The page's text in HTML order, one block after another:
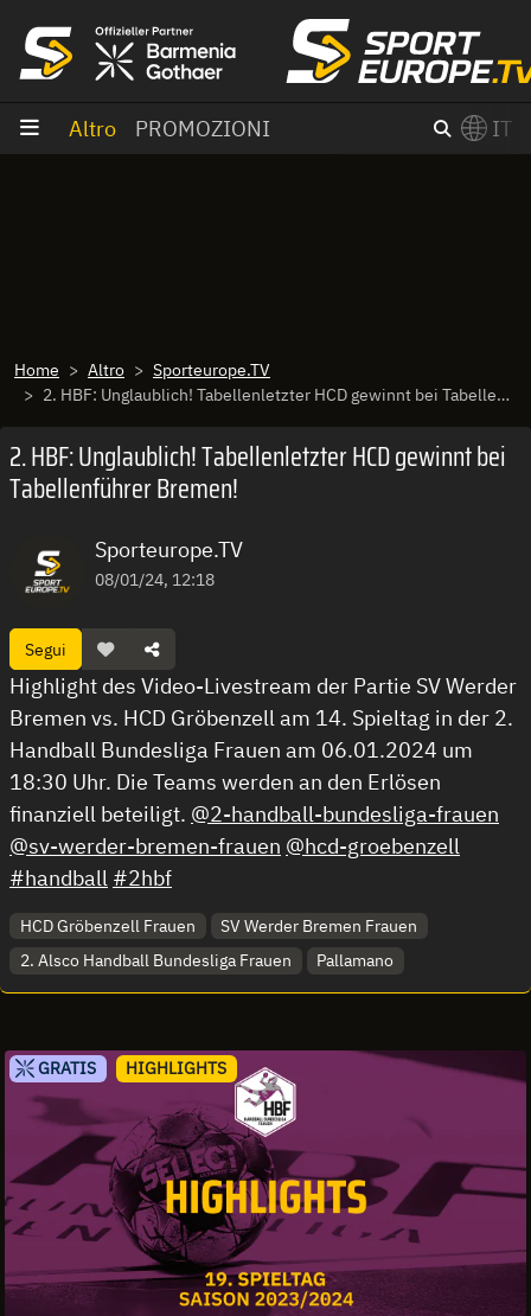
Altro PROMOZIONI IT
Home Altro
Sporteurope.TV
2. HBF: Unglaublich! Tabellenletzter HCD gewinnt bei Tabellenführer Bremen!
2. HBF: Unglaublich! Tabellenletzter HCD gewinnt bei
Tabellenführer Bremen!
Sporteurope.TV
08/01/24, 12:18
Segui
Highlight des Video-Livestream der Partie SV Werder
Bremen vs. HCD Gröbenzell am 14. Spieltag in der 2.
Handball Bundesliga Frauen am 06.01.2024 um
18:30 Uhr. Die Teams werden an den Erlösen
finanziell beteiligt. @2-handball-bundesliga-frauen
@sv-werder-bremen-frauen @hcd-groebenzell
#handball #2hbf
HCD Gröbenzell Frauen
SV Werder Bremen Frauen
2. Alsco Handball Bundesliga Frauen
Pallamano
GRATIS HIGHLIGHTS